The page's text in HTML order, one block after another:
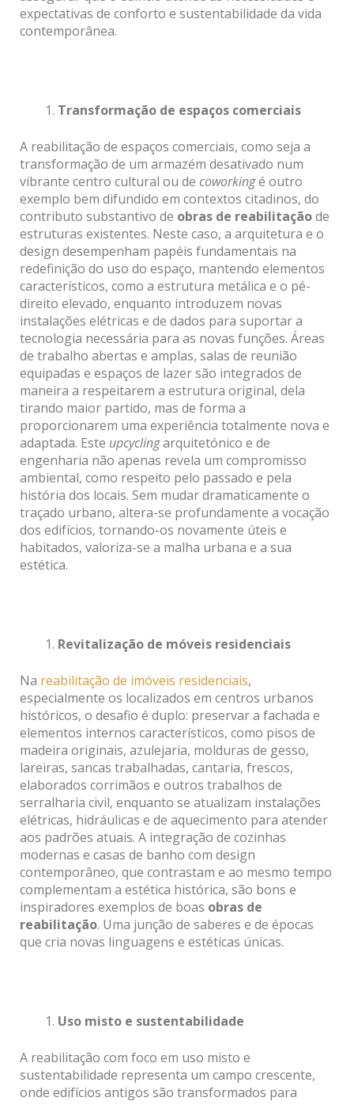
expectativas de conforto e sustentabilidade da vida
contemporânea.
Transformação de espaços comerciais
A reabilitação de espaços comerciais, como seja a
transformação de um armazém desativado num
vibrante centro cultural ou de coworkingé outro
exemplo bem difundido em contextos citadinos, do
contributo substantivo de obras de reabilitaçãode
estruturas existentes. Neste caso, a arquitetura e o
design desempenham papéis fundamentais na
redefinição do uso do espaço, mantendo elementos
característicos, como a estrutura metálica e o pé-
direito elevado, enquanto introduzem novas
instalações elétricas e de dados para suportar a
tecnologia necessária para as novas funções. Áreas
de trabalho abertas e amplas, salas de reunião
equipadas e espaços de lazer são integrados de
maneira a respeitarem a estrutura original, dela
tirando maior partido, mas de forma a
proporcionarem uma experiência totalmente nova e
adaptada. Este upcyclingarquitetónico e de
engenharia não apenas revela um compromisso
ambiental, como respeito pelo passado e pela
história dos locais. Sem mudar dramaticamente o
traçado urbano, altera-se profundamente a vocação
dos edifícios, tornando-os novamente úteis e
habitados, valoriza-se a malha urbana e a sua
estética.
Revitalização de móveis residenciais
Na reabilitação de imóveis residenciais,
especialmente os localizados em centros urbanos
históricos, o desafio é duplo: preservar a fachada e
elementos internos característicos, como pisos de
madeira originais, azulejaria, molduras de gesso,
lareiras, sancas trabalhadas, cantaria, frescos,
elaborados corrimãos e outros trabalhos de
serralharia civil, enquanto se atualizam instalações
elétricas, hidráulicas e de aquecimento para atender
aos padrões atuais. A integração de cozinhas
modernas e casas de banho com design
contemporâneo, que contrastam e ao mesmo tempo
complementam a estética histórica, são bons e
inspiradores exemplos de boas obras de
reabilitação. Uma junção de saberes e de épocas
que cria novas linguagens e estéticas únicas.
Uso misto e sustentabilidade
A reabilitação com foco em uso misto e
sustentabilidade representa um campo crescente,
onde edifícios antigos são transformados para